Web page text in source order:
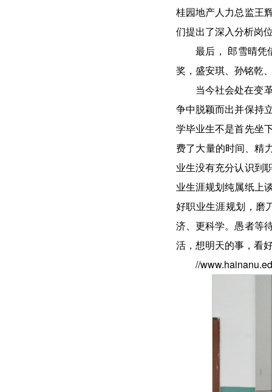
桂园地产人力总监王
们提出了深入分析岗
最后， 郎雪晴凭
奖，盛安琪、孙铭乾
当今社会处在变
争中脱颖而出并保持
学毕业生不是首先坐
费了大量的时间、精
业生没有充分认识到
业生涯规划纯属纸上
好职业生涯规划，磨
济、更科学。愚者等
活，想明天的事，看
//